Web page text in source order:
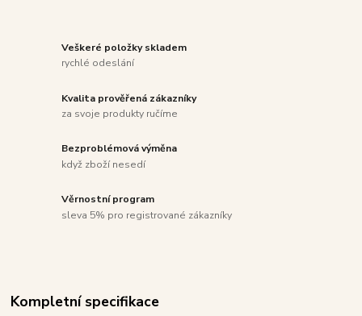
Veškeré položky skladem
rychlé odeslání
Kvalita prověřená zákazníky
za svoje produkty ručíme
Bezproblémová výměna
když zboží nesedí
Věrnostní program
sleva 5% pro registrované zákazníky
Kompletní specifikace